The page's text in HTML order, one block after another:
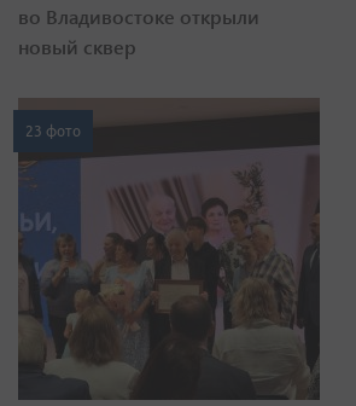
во Владивостоке открыли
новый сквер
23 фото